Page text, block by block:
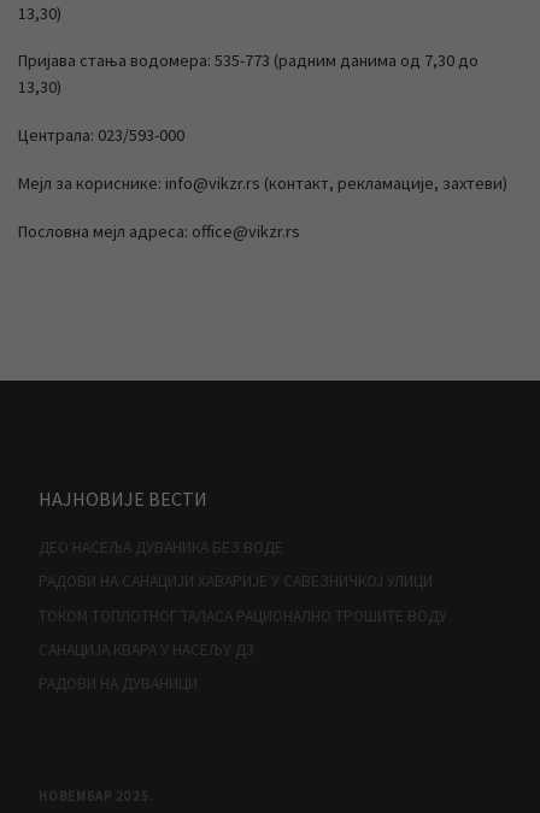
13,30)
Пријава стања водомера: 535-773 (радним данима од 7,30 до
13,30)
Централа: 023/593-000
Мејл за кориснике: info@vikzr.rs (контакт, рекламације, захтеви)
Пословна мејл адреса: office@vikzr.rs
НАЈНОВИЈЕ ВЕСТИ
ДЕО НАСЕЉА ДУВАНИКА БЕЗ ВОДЕ
РАДОВИ НА САНАЦИЈИ ХАВАРИЈЕ У САВЕЗНИЧКОЈ УЛИЦИ
ТОКОМ ТОПЛОТНОГ ТАЛАСА РАЦИОНАЛНО ТРОШИТЕ ВОДУ
САНАЦИЈА КВАРА У НАСЕЉУ Д3
РАДОВИ НА ДУВАНИЦИ
НОВЕМБАР 2025.